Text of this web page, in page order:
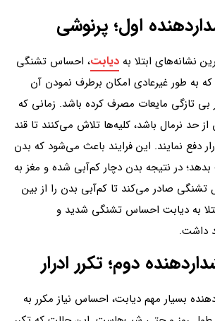
نشانه‌های ابتلا به دیابت، احساس تشنگی
به طور غیرعادی امکان برطرف نمودن آن
بی تازگی مایعات مصرف کرده باشد. زمانی که
نرمال باشد، کلیه‌ها تلاش می‌کنند تا قند
دفع نمایند. این فرایند باعث می‌شود که بدن
در نتیجه بدن دچار کم‌آبی شده و مغز به
صادر می‌کند تا کم‌آبی بدن را از بین
مبتلا به دیابت احساس تشنگی شدید و
داشت.
بسیار مهم دیابت، احساس نیاز مکرر به